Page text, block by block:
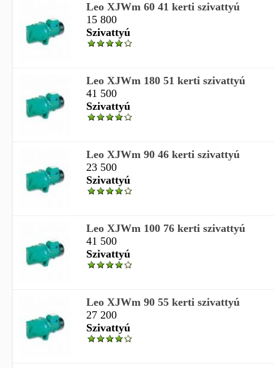
Leo XJWm 60 41 kerti szivattyú
15 800
Szivattyú
Leo XJWm 180 51 kerti szivattyú
41 500
Szivattyú
Leo XJWm 90 46 kerti szivattyú
23 500
Szivattyú
Leo XJWm 100 76 kerti szivattyú
41 500
Szivattyú
Leo XJWm 90 55 kerti szivattyú
27 200
Szivattyú